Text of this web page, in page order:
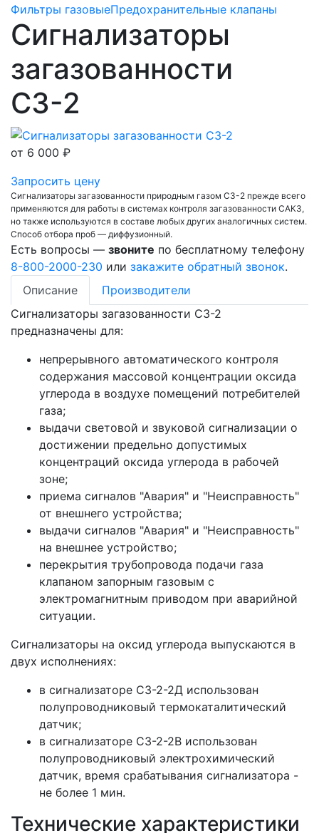
Фильтры газовыеПредохранительные клапаны
Сигнализаторы
загазованности
СЗ-2
от 6 000 ₽
Запросить цену
Сигнализаторы загазованности природным газом СЗ-2 прежде всего
применяются для работы в системах контроля загазованности САКЗ,
но также используются в составе любых других аналогичных систем.
Способ отбора проб — диффузионный.
Есть вопросы — звоните по бесплатному телефону
8-800-2000-230 или закажите обратный звонок.
Описание
Производители
Сигнализаторы загазованности СЗ-2
предназначены для:
непрерывного автоматического контроля
содержания массовой концентрации оксида
углерода в воздухе помещений потребителей
газа;
выдачи световой и звуковой сигнализации о
достижении предельно допустимых
концентраций оксида углерода в рабочей
зоне;
приема сигналов "Авария" и "Неисправность"
от внешнего устройства;
выдачи сигналов "Авария" и "Неисправность"
на внешнее устройство;
перекрытия трубопровода подачи газа
клапаном запорным газовым с
электромагнитным приводом при аварийной
ситуации.
Сигнализаторы на оксид углерода выпускаются в
двух исполнениях:
в сигнализаторе СЗ-2-2Д использован
полупроводниковый термокаталитический
датчик;
в сигнализаторе СЗ-2-2В использован
полупроводниковый электрохимический
датчик, время срабатывания сигнализатора -
не более 1 мин.
Технические характеристики